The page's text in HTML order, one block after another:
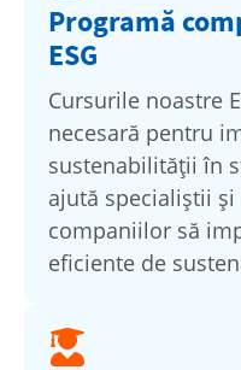
Programă
ESG
Cursurile noastre
necesară pentru
sustenabilității în
ajută specialiștii
companiilor să
eficiente de